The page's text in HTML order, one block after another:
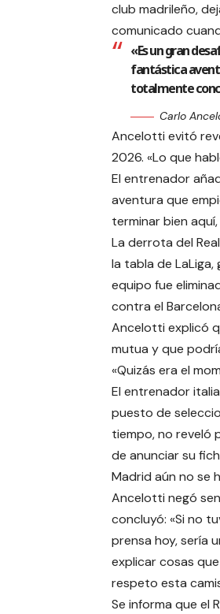
club madrileño,
comunicado
«Es un gran
fantástica
totalmente
Carlo
Ancelotti evitó
2026. «Lo que
El entrenador
aventura que
terminar bien
La derrota del
la tabla de
equipo fue
contra el
Ancelotti explicó
mutua y que
«Quizás era el
El entrenador
puesto de
tiempo, no reveló
de anunciar su
Madrid aún no se
Ancelotti negó
concluyó: «Si no
prensa hoy, sería
explicar cosas
respeto esta
Se informa que el